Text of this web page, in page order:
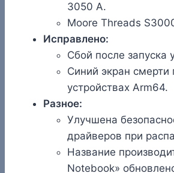
3050 A.
Moore Threads
Исправлено:
Сбой после запуска
Синий экран смерти
устройствах Arm64.
Разное:
Улучшена
драйверов при
Название
Notebook»